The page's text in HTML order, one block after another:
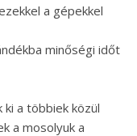
a gépekkel
minőségi időt
a többiek közül
a mosolyuk a